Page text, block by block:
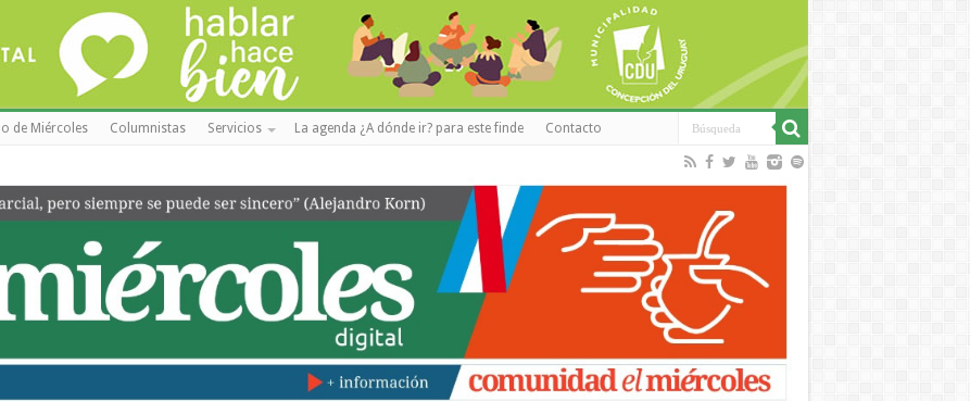
de Miércoles Columnistas Servicios La agenda ¿A dónde ir? para este finde Contacto